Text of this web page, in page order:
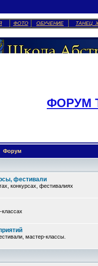
ФОТО ОБУЧЕНИЕ ТАНЕЦ
ФОРУМ
Форум
фестивали
конкурсах, фестивалиях
мастер-классы.